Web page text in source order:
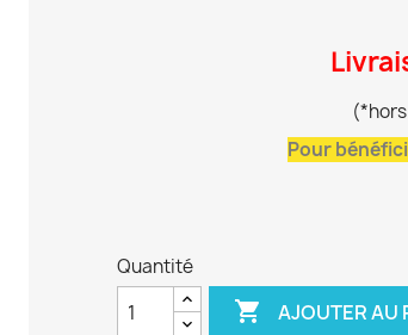
Pour
Quantité
 AJOUTER AU